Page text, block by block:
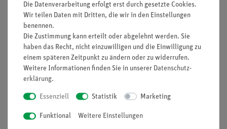
Nach oben
Informationen
Unternehmen
Projekte und Lösungen
Presse
Service
Beratung & Showroom
Inventarisierungs- &
Die Datenverarbeitung erfolgt erst durch gesetzte Cookies.
Wir teilen Daten mit Dritten, die wir in den Einstellungen
benennen.
Die Zustimmung kann erteilt oder abgelehnt werden. Sie
haben das Recht, nicht einzuwilligen und die Einwilligung zu
einem späteren Zeitpunkt zu ändern oder zu widerrufen.
Weitere Informationen finden Sie in unserer Daten­schutz­
erklärung.
Essenziell Statistik Marketing
Funktional Weitere Einstellungen